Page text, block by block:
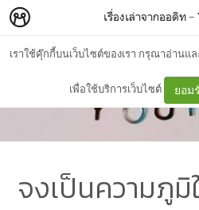
เราใช้คุ๊กกี้บนเว็บไซต์ของเรา กรุณาอ่านแ
เพื่อใช้บริการเว็บไซต์ ยอม
เรื่องเล่าจากออดิท –
จงเป็นความภูมิ